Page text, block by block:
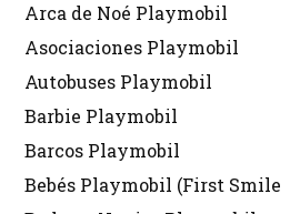
Arca de Noé Playmobil
Asociaciones Playmobil
Autobuses Playmobil
Barbie Playmobil
Barcos Playmobil
Bebés Playmobil (First Smile